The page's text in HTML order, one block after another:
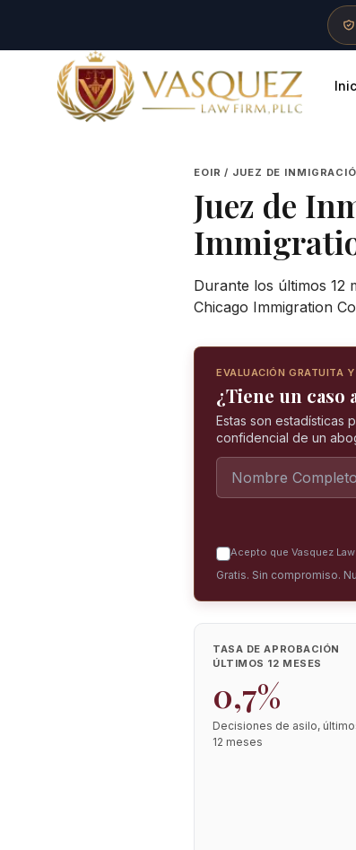
Vasquez Law Firm - Home
EOIR / JUEZ DE
Juez de
Durante los últimos 12
Chicago Immigration
EVALUACIÓN GRATUITA
¿Tiene un caso
Estas son estadísticas
confidencial de un
Acepto que Vasquez
Gratis. Sin compromiso.
TASA DE APROBACIÓN
ÚLTIMOS 12 MESES
0,7%
Decisiones de asilo,
12 meses